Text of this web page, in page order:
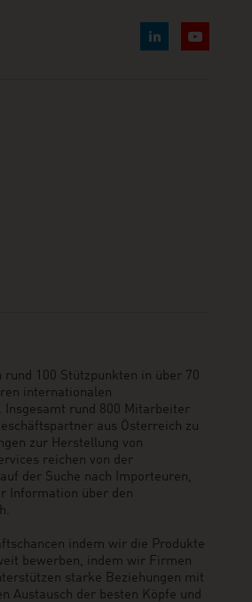
rund 100 Stützpunkten in über 70
internationalen
Insgesamt rund 800 Mitarbeiter
aus Österreich zu
zur Herstellung von
reichen von der
der Suche nach Importeuren,
Information über den
indem wir die Produkte
bewerben, indem wir Firmen
starke Beziehungen mit
Austausch der besten Köpfe und